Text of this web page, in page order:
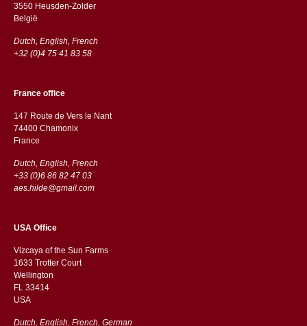
3550 Heusden-Zolder
België
Dutch, English, French
+32 (0)4 75 41 83 58
France office
147 Route de Vers le Nant
74400 Chamonix
France
Dutch, English, French
+33 (0)6 86 82 47 03
aes.hilde@gmail.com
USA Office
Vizcaya of the Sun Farms
1633 Trotter Court
Wellington
FL 33414
USA
Dutch, English, French, German